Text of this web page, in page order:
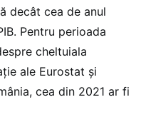
decât cea de anul
Pentru perioada
cheltuiala
ale Eurostat și
cea din 2021 ar fi